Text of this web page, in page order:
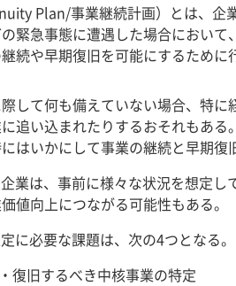
Plan/事業継続計画）とは、企
緊急事態に遭遇した場合におい
続や早期復旧を可能にするために
して何も備えていない場合、特
追い込まれたりするおそれもあ
はいかにして事業の継続と早期復
業は、事前に様々な状況を想定
値向上につながる可能性もある。
に必要な課題は、次の4つとなる。
復旧するべき中核事業の特定